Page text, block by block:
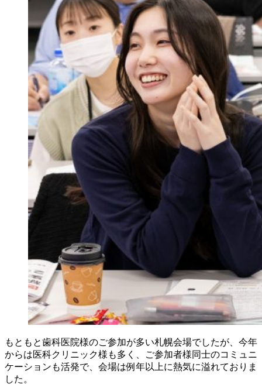
もともと歯科医院様のご参加が多い札幌会場でしたが、今年
からは医科クリニック様も多く、ご参加者様同士のコミュニ
ケーションも活発で、会場は例年以上に熱気に溢れておりま
した。